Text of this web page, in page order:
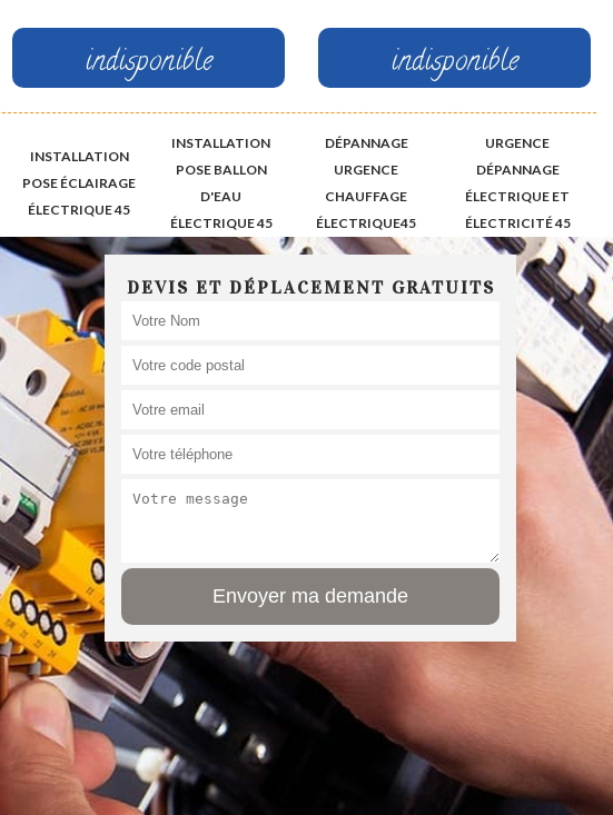
indisponible indisponible
INSTALLATION
POSE ÉCLAIRAGE
ÉLECTRIQUE 45
INSTALLATION
POSE BALLON
D'EAU
ÉLECTRIQUE 45
DÉPANNAGE
URGENCE
CHAUFFAGE
ÉLECTRIQUE45
URGENCE
DÉPANNAGE
ÉLECTRIQUE ET
ÉLECTRICITÉ 45
DEVIS ET DÉPLACEMENT GRATUITS